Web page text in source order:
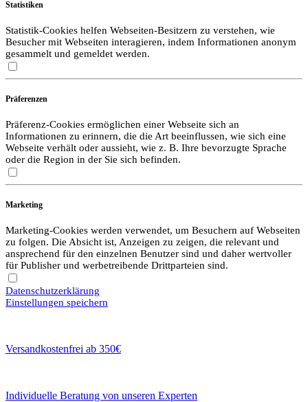
Statistiken
Statistik-Cookies helfen Webseiten-Besitzern zu verstehen, wie
Besucher mit Webseiten interagieren, indem Informationen anonym
gesammelt und gemeldet werden.
Präferenzen
Präferenz-Cookies ermöglichen einer Webseite sich an
Informationen zu erinnern, die die Art beeinflussen, wie sich eine
Webseite verhält oder aussieht, wie z. B. Ihre bevorzugte Sprache
oder die Region in der Sie sich befinden.
Marketing
Marketing-Cookies werden verwendet, um Besuchern auf Webseiten
zu folgen. Die Absicht ist, Anzeigen zu zeigen, die relevant und
ansprechend für den einzelnen Benutzer sind und daher wertvoller
für Publisher und werbetreibende Drittparteien sind.
Datenschutzerklärung
Einstellungen speichern
Versandkostenfrei ab 350€
Individuelle Beratung von unseren Experten